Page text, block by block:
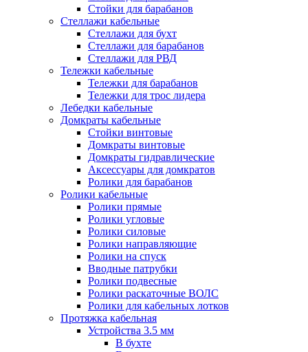
Стойки для барабанов
Стеллажи кабельные
Стеллажи для бухт
Стеллажи для барабанов
Стеллажи для РВД
Тележки кабельные
Тележки для барабанов
Тележки для трос лидера
Лебедки кабельные
Домкраты кабельные
Стойки винтовые
Домкраты винтовые
Домкраты гидравлические
Аксессуары для домкратов
Ролики для барабанов
Ролики кабельные
Ролики прямые
Ролики угловые
Ролики силовые
Ролики направляющие
Ролики на спуск
Вводные патрубки
Ролики подвесные
Ролики раскаточные ВОЛС
Ролики для кабельных лотков
Протяжка кабельная
Устройства 3.5 мм
В бухте